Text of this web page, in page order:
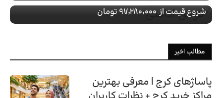
شروع قیمت از۹۷٬۲۸۰٬۰۰۰ تومان
مطالب اخیر
پاساژهای کرج | معرفی بهترین